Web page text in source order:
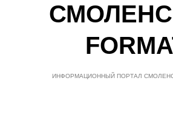
ИНФОРМАЦИОННЫЙ ПОРТАЛ